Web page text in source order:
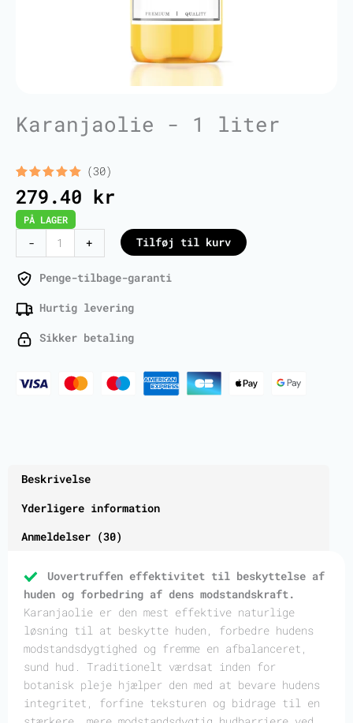
Karanjaolie - 1 liter
Bedømt
som 5.00
ud af 5
baseret
på
30
kundebedømmelser
(30)
279.40 kr
PÅ LAGER
-
Karanja
Oil
-
Liter
+ Tilføj til kurv
Penge-tilbage-garanti
Hurtig levering
Sikker betaling
Beskrivelse
Yderligere information
Anmeldelser (30)
Uovertruffen effektivitet til beskyttelse af
huden og forbedring af dens modstandskraft.
Karanjaolie er den mest effektive naturlige
løsning til at beskytte huden, forbedre hudens
modstandsdygtighed og fremme en afbalanceret,
sund hud. Traditionelt værdsat inden for
botanisk pleje hjælper den med at bevare hudens
integritet, forfine teksturen og bidrage til en